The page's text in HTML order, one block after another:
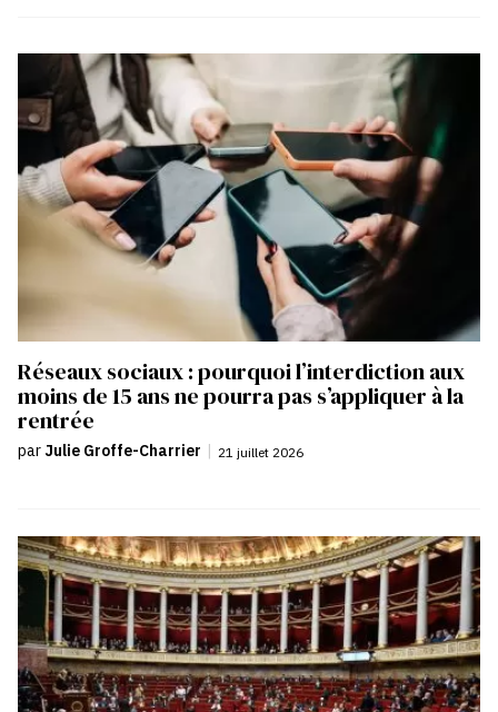
Réseaux sociaux : pourquoi l’interdiction aux
moins de 15 ans ne pourra pas s’appliquer à la
rentrée
par Julie Groffe-Charrier 21 juillet 2026